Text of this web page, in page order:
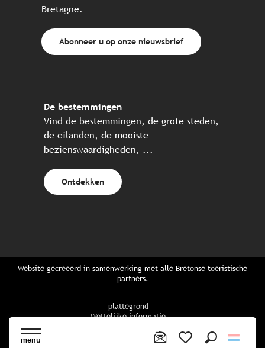
menu
Bretagne.
Abonneer u op onze nieuwsbrief
De bestemmingen
Vind de bestemmingen, de grote steden,
de eilanden, de mooiste
bezienswaardigheden, ...
Ontdekken
Website gecreëerd in samenwerking met alle Bretonse toeristische
partners.
plattegrond
Wettelijke informatie